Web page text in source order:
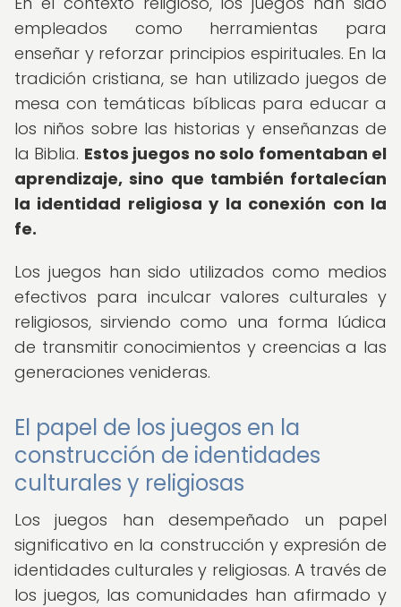
empleados como herramientas para
enseñar y reforzar principios espirituales. En la
tradición cristiana, se han utilizado juegos de
mesa con temáticas bíblicas para educar a
los niños sobre las historias y enseñanzas de
la Biblia. Estos juegos no solo fomentaban el
aprendizaje, sino que también fortalecían
la identidad religiosa y la conexión con la
fe.
Los juegos han sido utilizados como medios
efectivos para inculcar valores culturales y
religiosos, sirviendo como una forma lúdica
de transmitir conocimientos y creencias a las
generaciones venideras.
El papel de los juegos en la
construcción de identidades
culturales y religiosas
Los juegos han desempeñado un papel
significativo en la construcción y expresión de
identidades culturales y religiosas. A través de
los juegos, las comunidades han afirmado y